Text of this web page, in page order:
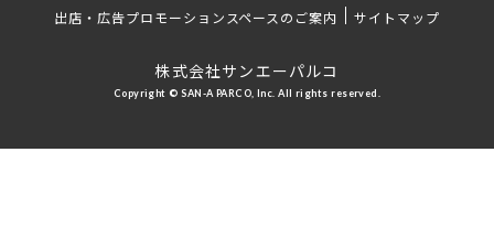
出店・広告プロモーションスペースのご案内
サイトマップ
株式会社サンエーパルコ
Copyright © SAN-A PARCO, Inc. All rights reserved.